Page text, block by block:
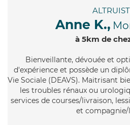
Anne K.,
à 5km de
Bienveillante, dévouée et
d'expérience et possède un
Vie Sociale (DEAVS). Maitrisant
les troubles rénaux ou
services de courses/livraison,
et compagnie/